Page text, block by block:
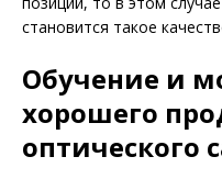
становится такое
Обучение и
хорошего
оптического